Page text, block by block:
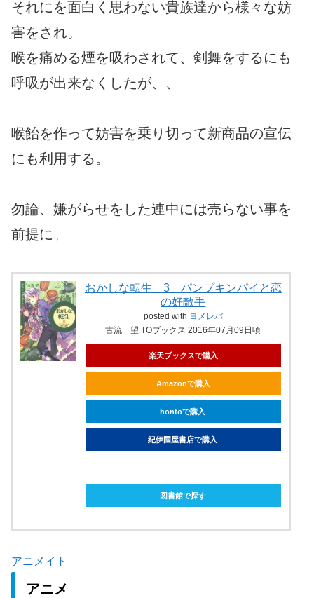
それにを面白く思わない貴族達から様々な妨
害をされ。
喉を痛める煙を吸わされて、剣舞をするにも
呼吸が出来なくしたが、、
喉飴を作って妨害を乗り切って新商品の宣伝
にも利用する。
勿論、嫌がらせをした連中には売らない事を
前提に。
おかしな転生 3 パンプキンパイと恋
の好敵手
posted with ヨメレバ
古流 望 TOブックス 2016年07月09日頃
楽天ブックスで購入
Amazonで購入
hontoで購入
紀伊國屋書店で購入
図書館で探す
アニメイト
アニメ